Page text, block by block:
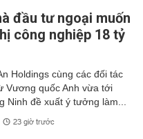
đầu tư ngoại muốn
công nghiệp 18 tỷ
Holdings cùng các đối tác
Vương quốc Anh vừa tới
Ninh đề xuất ý tưởng làm...
23 giờ trước